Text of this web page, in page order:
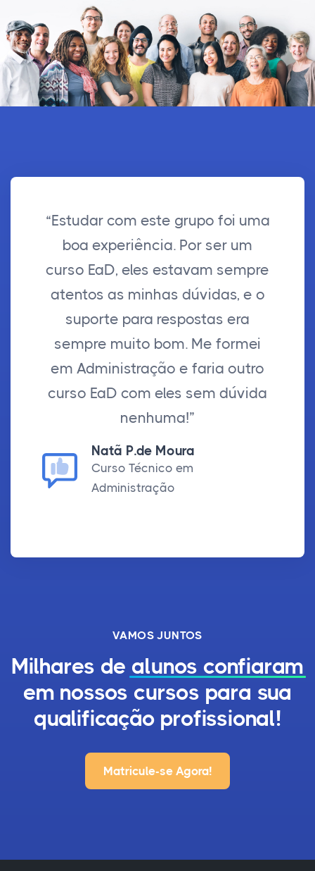
“Estudar com este grupo foi uma
boa experiência. Por ser um
curso EaD, eles estavam sempre
atentos as minhas dúvidas, e o
suporte para respostas era
sempre muito bom. Me formei
em Administração e faria outro
curso EaD com eles sem dúvida
nenhuma!”
Natã P.de Moura
Curso Técnico em
Administração
VAMOS JUNTOS
Milhares de alunos confiaram
em nossos cursos para sua
qualificação profissional!
Matricule-se Agora!